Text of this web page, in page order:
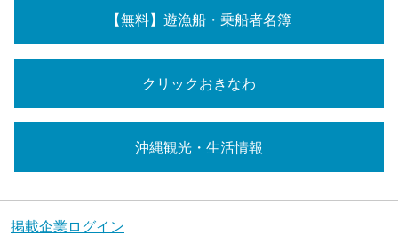
【無料】遊漁船・乗船者名簿
クリックおきなわ
沖縄観光・生活情報
掲載企業ログイン